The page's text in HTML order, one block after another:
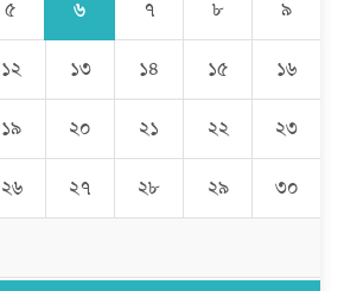
ব্যতিক্রমী আয়োজন: একত্রে ঈদের জামাতে পুরো গ্রাম
সাভারে মানবাধিকার সংস্থার ইফতার
মাদ্রাসায় ১২তম বার্ষিক পুরস্কার বিতরণ ও বালিকা
৫ ৬ ৭ ৮ ৯
১২ ১৩ ১৪ ১৫ ১৬
১৯ ২০ ২১ ২২ ২৩
২৬ ২৭ ২৮ ২৯ ৩০